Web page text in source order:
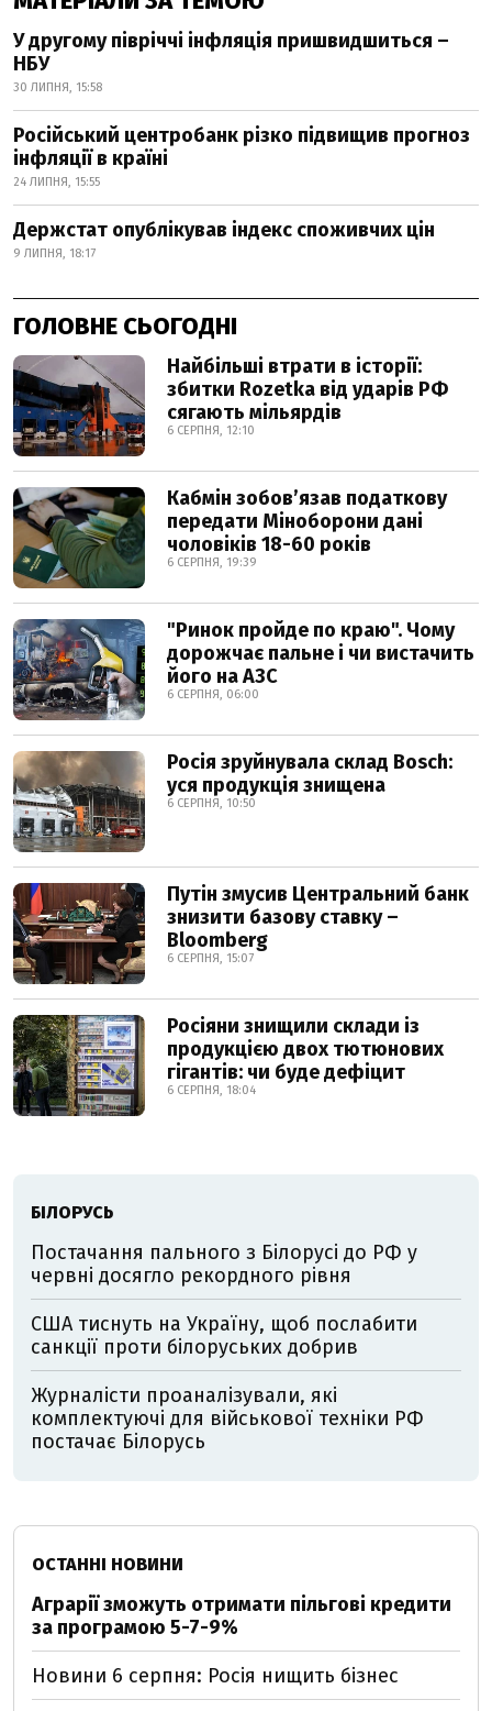
У другому півріччі інфляція пришвидшиться –
НБУ
30 ЛИПНЯ, 15:58
Російський центробанк різко підвищив прогноз
інфляції в країні
24 ЛИПНЯ, 15:55
Держстат опублікував індекс споживчих цін
9 ЛИПНЯ, 18:17
ГОЛОВНЕ СЬОГОДНІ
Найбільші втрати в історії:
збитки Rozetka від ударів РФ
сягають мільярдів
6 СЕРПНЯ, 12:10
Кабмін зобовʼязав податкову
передати Міноборони дані
чоловіків 18-60 років
6 СЕРПНЯ, 19:39
"Ринок пройде по краю". Чому
дорожчає пальне і чи вистачить
його на АЗС
6 СЕРПНЯ, 06:00
Росія зруйнувала склад Bosch:
уся продукція знищена
6 СЕРПНЯ, 10:50
Путін змусив Центральний банк
знизити базову ставку –
Bloomberg
6 СЕРПНЯ, 15:07
Росіяни знищили склади із
продукцією двох тютюнових
гігантів: чи буде дефіцит
6 СЕРПНЯ, 18:04
БІЛОРУСЬ
Постачання пального з Білорусі до РФ у
червні досягло рекордного рівня
США тиснуть на Україну, щоб послабити
санкції проти білоруських добрив
Журналісти проаналізували, які
комплектуючі для військової техніки РФ
постачає Білорусь
ОСТАННІ НОВИНИ
Аграрії зможуть отримати пільгові кредити
за програмою 5-7-9%
Новини 6 серпня: Росія нищить бізнес